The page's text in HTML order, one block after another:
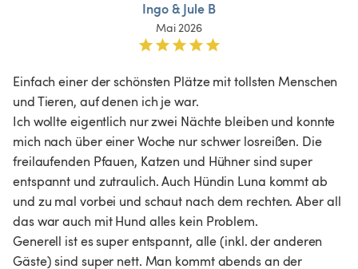
Ingo & Jule B
Mai 2026
Einfach einer der schönsten Plätze mit tollsten Menschen
und Tieren, auf denen ich je war.
Ich wollte eigentlich nur zwei Nächte bleiben und konnte
mich nach über einer Woche nur schwer losreißen. Die
freilaufenden Pfauen, Katzen und Hühner sind super
entspannt und zutraulich. Auch Hündin Luna kommt ab
und zu mal vorbei und schaut nach dem rechten. Aber all
das war auch mit Hund alles kein Problem.
Generell ist es super entspannt, alle (inkl. der anderen
Gäste) sind super nett. Man kommt abends an der